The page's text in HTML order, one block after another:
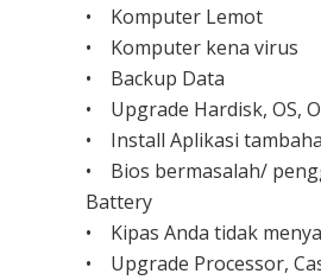
• Komputer Lemot
• Komputer kena virus
• Backup Data
• Upgrade Hardisk, OS,
• Install Aplikasi
• Bios bermasalah/
Battery
• Kipas Anda tidak
• Upgrade Processor,